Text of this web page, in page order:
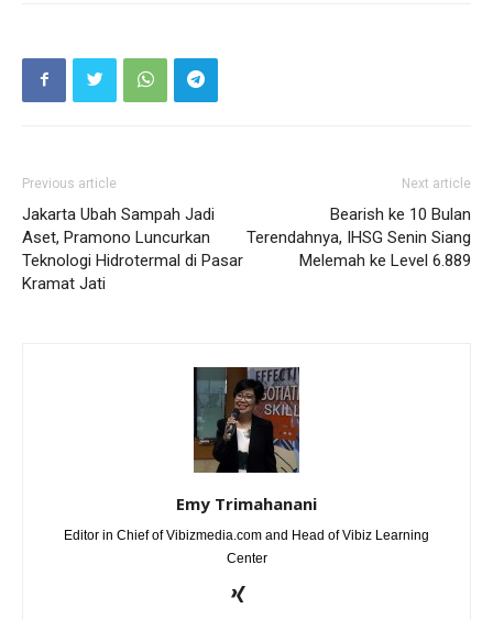
Previous article
Jakarta Ubah Sampah Jadi
Aset, Pramono Luncurkan
Teknologi Hidrotermal di Pasar
Kramat Jati
Next article
Bearish ke 10 Bulan
Terendahnya, IHSG Senin Siang
Melemah ke Level 6.889
Emy Trimahanani
Editor in Chief of Vibizmedia.com and Head of Vibiz Learning
Center